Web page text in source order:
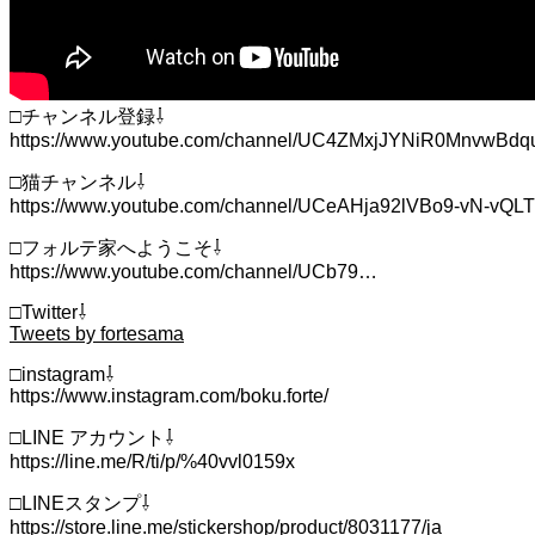
□チャンネル登録⇩
https://www.youtube.com/channel/
□猫チャンネル⇩
https://www.youtube.com/channel/UCeAHja92lVBo9-vN-
□フォルテ家へようこそ⇩
https://www.youtube.com/channel/UCb79…
□Twitter⇩
Tweets by fortesama
□instagram⇩
https://www.instagram.com/boku.forte/
□LINE アカウント⇩
https://line.me/R/ti/p/%40vvl0159x
□LINEスタンプ⇩
https://store.line.me/stickershop/product/8031177/ja